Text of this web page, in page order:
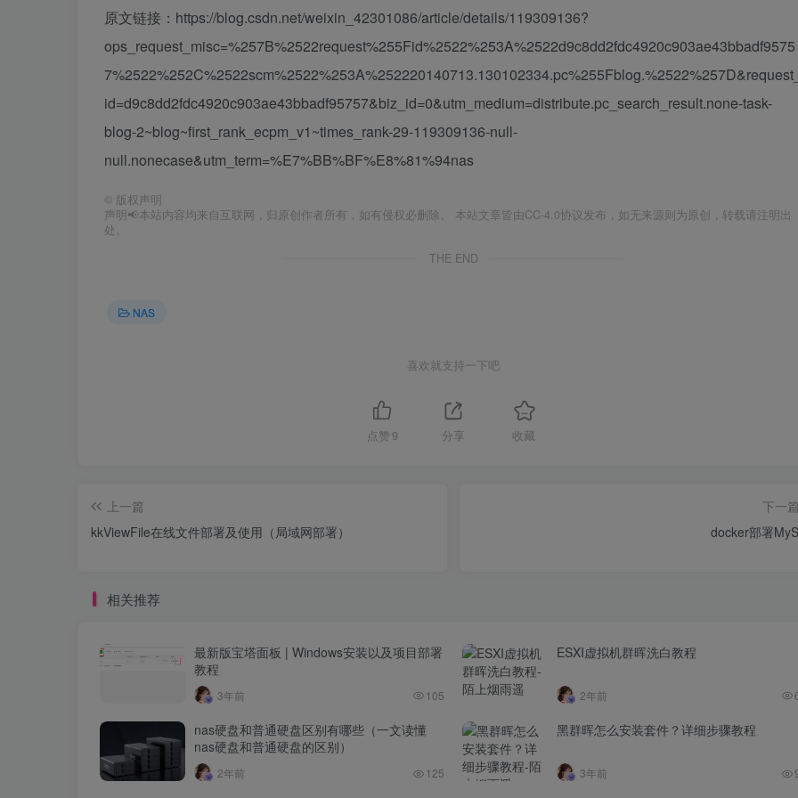
原文链接：https://blog.csdn.net/weixin_42301086/article/details/119309136?
ops_request_misc=%257B%2522request%255Fid%2522%253A%2522d9c8dd2fdc4920c903ae43bbadf9575
7%2522%252C%2522scm%2522%253A%252220140713.130102334.pc%255Fblog.%2522%257D&request_
id=d9c8dd2fdc4920c903ae43bbadf95757&biz_id=0&utm_medium=distribute.pc_search_result.none-task-
blog-2~blog~first_rank_ecpm_v1~times_rank-29-119309136-null-
null.nonecase&utm_term=%E7%BB%BF%E8%81%94nas
© 版权声明
声明📢本站内容均来自互联网，归原创作者所有，如有侵权必删除。 本站文章皆由CC-4.0协议发布，如无来源则为原创，转载请注明出
处。
THE END
NAS
喜欢就支持一下吧
点赞 9 分享 收藏
上一篇
kkViewFile在线文件部署及使用（局域网部署）
下一篇
docker部署
相关推荐
最新版宝塔面板 | Windows安装以及项目部署
教程
3年前 105
ESXI虚拟机群晖洗白教程
2年前
nas硬盘和普通硬盘区别有哪些（一文读懂
nas硬盘和普通硬盘的区别）
2年前 125
黑群晖怎么安装套件？详细步骤教程
3年前